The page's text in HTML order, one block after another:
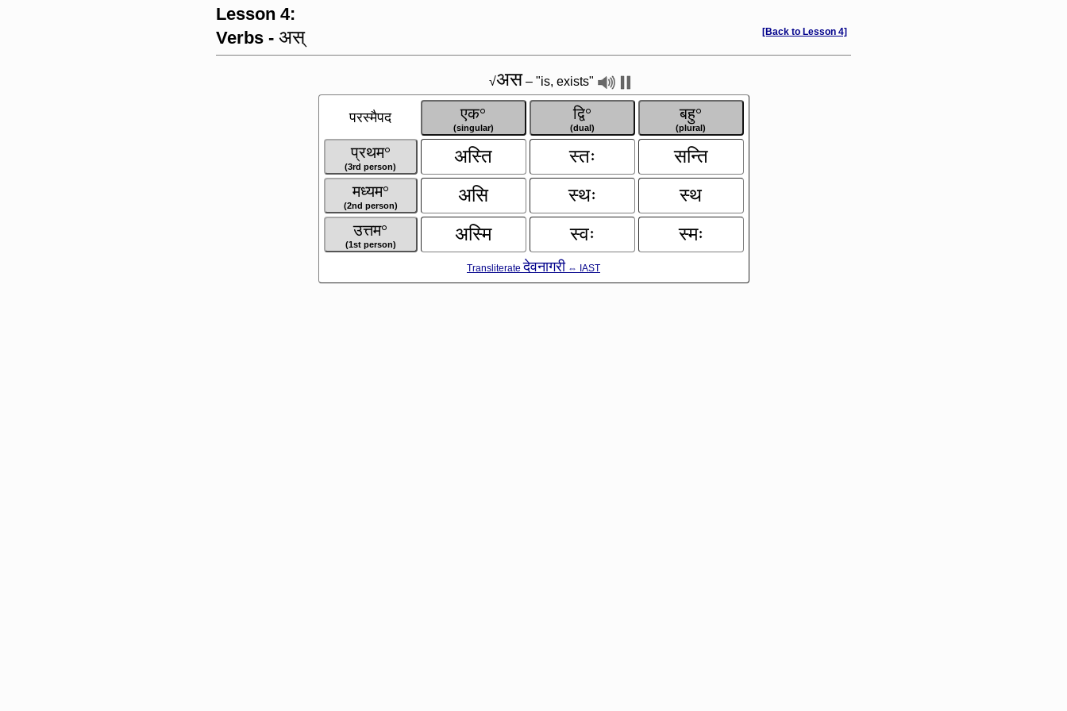
Lesson 4:
Verbs - अस् [Back to Lesson 4]
√अस – "is, exists"
परस्मैपद एक°
(singular)
द्वि°
(dual)
बहु°
(plural)
प्रथम°
(3rd person) अस्ति स्तः सन्ति
मध्यम°
(2nd person) असि स्थः स्थ
उत्तम°
(1st person) अस्मि स्वः स्मः
Transliterate देवनागरी ⇔ IAST